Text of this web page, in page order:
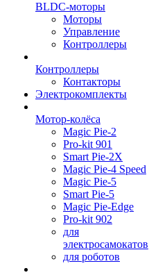
BLDC-моторы
Моторы
Управление
Контроллеры
Контроллеры
Контакторы
Электрокомплекты
Мотор-колёса
Magic Pie-2
Pro-kit 901
Smart Pie-2X
Magic Pie-4 Speed
Magic Pie-5
Smart Pie-5
Magic Pie-Edge
Pro-kit 902
для
электросамокатов
для роботов